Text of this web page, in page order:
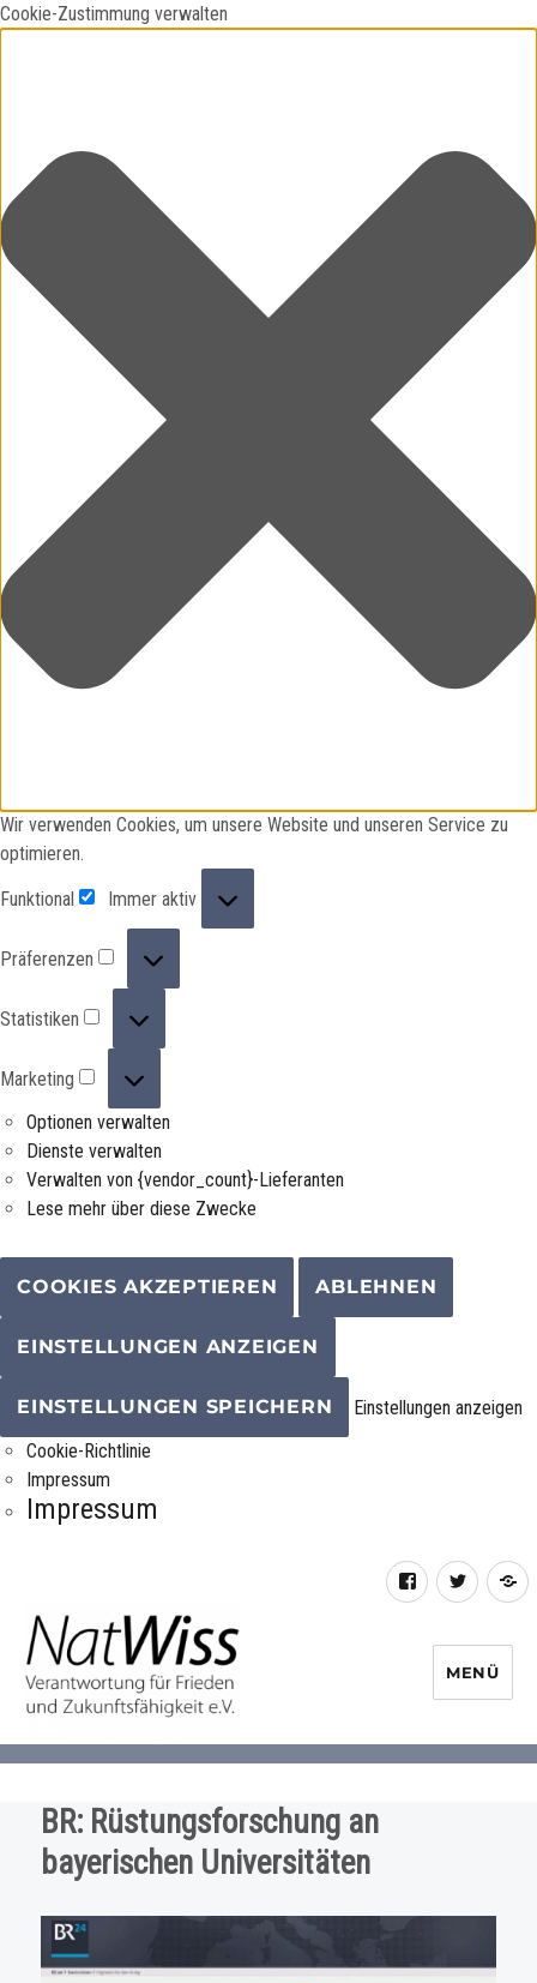
Cookie-Zustimmung verwalten
Wir verwenden Cookies, um unsere Website und unseren Service zu
optimieren.
Funktional
Immer aktiv
Präferenzen
Statistiken
Marketing
Optionen verwalten
Dienste verwalten
Verwalten von {vendor_count}-Lieferanten
Lese mehr über diese Zwecke
COOKIES AKZEPTIEREN ABLEHNEN
EINSTELLUNGEN ANZEIGEN
EINSTELLUNGEN SPEICHERN
Einstellungen anzeigen
Cookie-Richtlinie
Impressum
Impressum
FacebookTwitter
Initiative
MENÜ
BR: Rüstungsforschung an
bayerischen Universitäten